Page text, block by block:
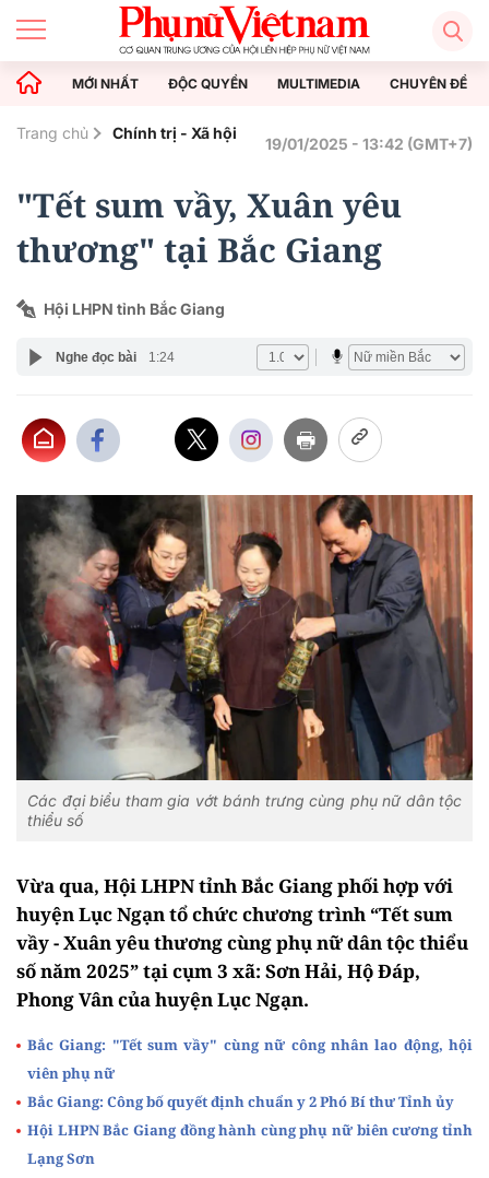
MỚI NHẤT ĐỘC QUYỀN MULTIMEDIA CHUYÊN ĐỀ
Trang chủ Chính trị - Xã hội
19/01/2025 - 13:42 (GMT+7)
"Tết sum vầy, Xuân yêu
thương" tại Bắc Giang
Hội LHPN tỉnh Bắc Giang
Nghe đọc bài 1:24
Các đại biểu tham gia vớt bánh trưng cùng phụ nữ dân tộc
thiểu số
Vừa qua, Hội LHPN tỉnh Bắc Giang phối hợp với
huyện Lục Ngạn tổ chức chương trình “Tết sum
vầy - Xuân yêu thương cùng phụ nữ dân tộc thiểu
số năm 2025” tại cụm 3 xã: Sơn Hải, Hộ Đáp,
Phong Vân của huyện Lục Ngạn.
Bắc Giang: "Tết sum vầy" cùng nữ công nhân lao động, hội
viên phụ nữ
Bắc Giang: Công bố quyết định chuẩn y 2 Phó Bí thư Tỉnh ủy
Hội LHPN Bắc Giang đồng hành cùng phụ nữ biên cương tỉnh
Lạng Sơn